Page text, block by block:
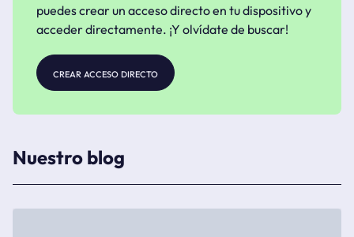
puedes crear un acceso directo en tu dispositivo y
acceder directamente. ¡Y olvídate de buscar!
crear acceso directo
Nuestro blog